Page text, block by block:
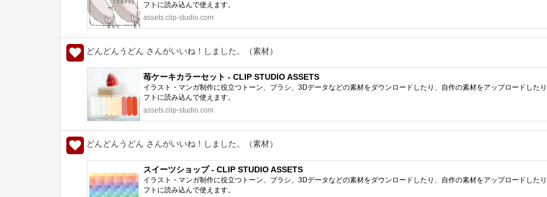
フトに読み込んで使えます。
assets.clip-studio.com
どんどんうどん さんがいいね！しました。（素材）
苺ケーキカラーセット - CLIP STUDIO ASSETS
イラスト・マンガ制作に役立つトーン、ブラシ、3Dデータなどの素材をダウンロードしたり、自作の素材をアップロードした
フトに読み込んで使えます。
assets.clip-studio.com
どんどんうどん さんがいいね！しました。（素材）
スイーツショップ - CLIP STUDIO ASSETS
イラスト・マンガ制作に役立つトーン、ブラシ、3Dデータなどの素材をダウンロードしたり、自作の素材をアップロードした
フトに読み込んで使えます。